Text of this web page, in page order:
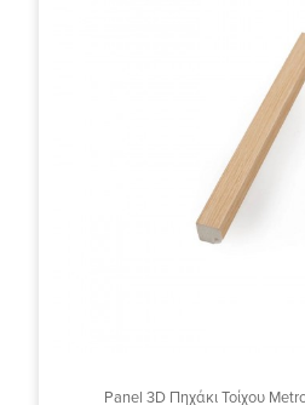
Panel 3D Πηχάκι Τοίχου